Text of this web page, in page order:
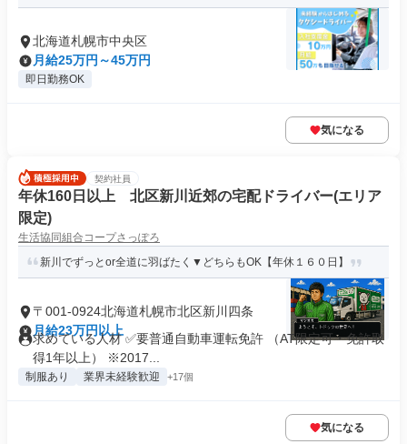
北海道札幌市中央区
月給25万円～45万円
即日勤務OK
気になる
契約社員
年休160日以上 北区新川近郊の宅配ドライバー(エリア
限定)
生活協同組合コープさっぽろ
新川でずっとor全道に羽ばたく▼どちらもOK【年休１６０日】
〒001-0924北海道札幌市北区新川四条
月給23万円以上
求めている人材 ✅要普通自動車運転免許 （AT限定可・免許取
得1年以上） ※2017...
制服あり 業界未経験歓迎 +17個
気になる